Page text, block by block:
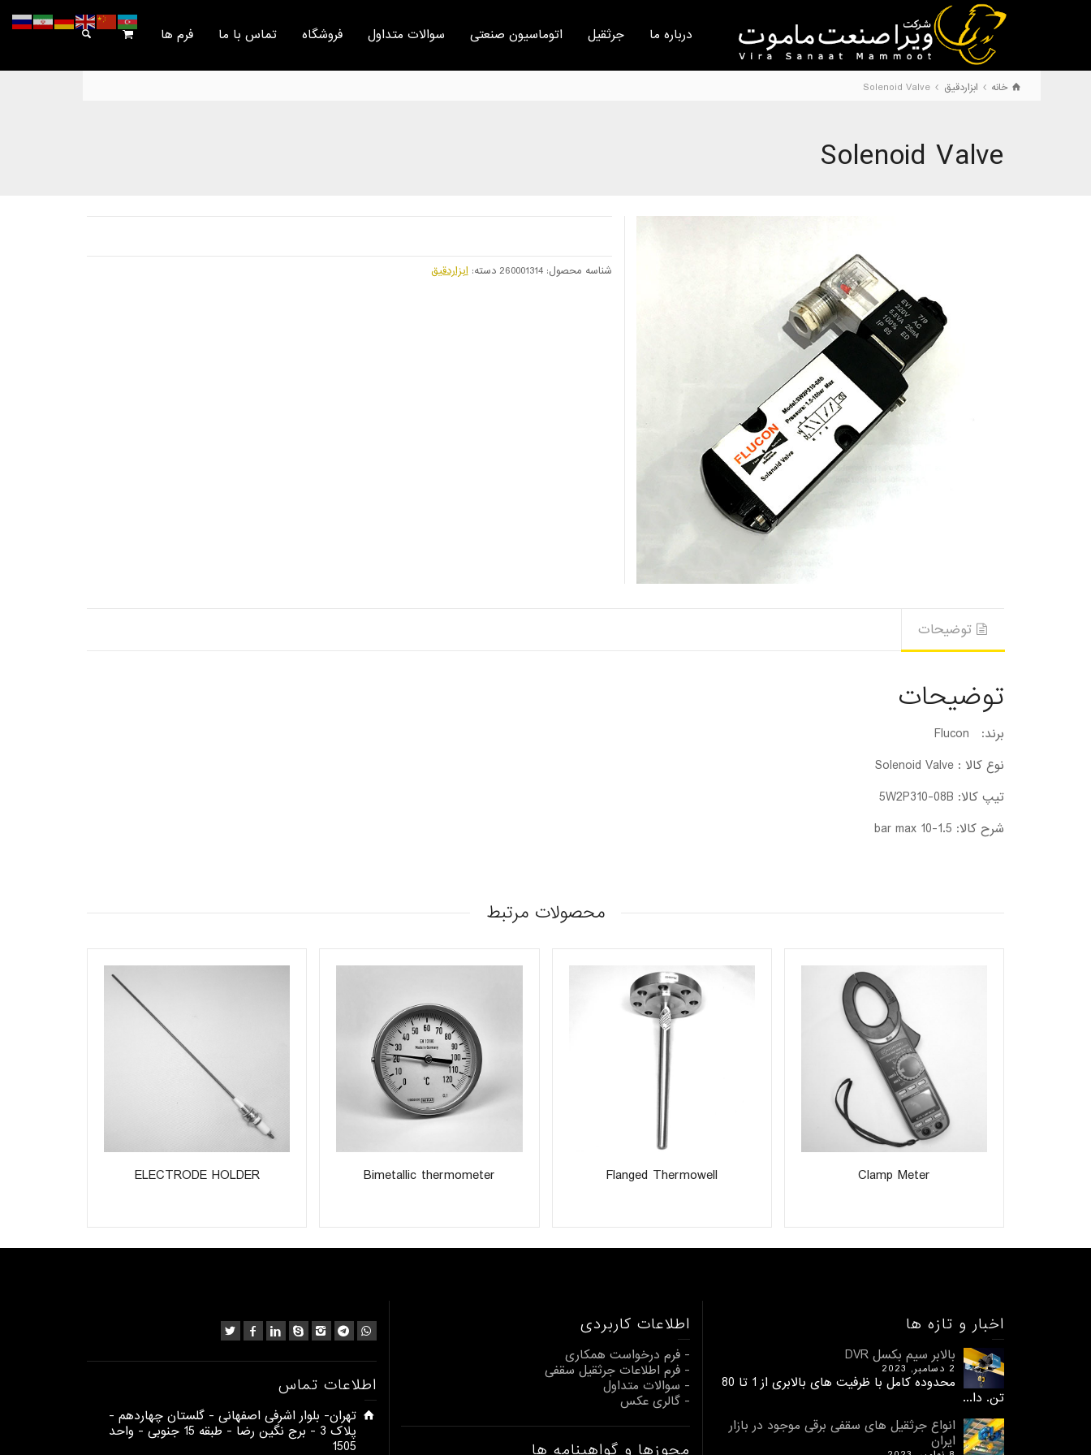
درباره ما جرثقیل اتوماسیون صنعتی سوالات متداول فروشگاه تماس با ما فرم ها
خانه ابزاردقیق Solenoid Valve
Solenoid Valve
شناسه محصول:260001314 دسته:ابزاردقیق
توضیحات
توضیحات
برند: Flucon
نوع کالا : Solenoid Valve
تیپ کالا: 5W2P310-08B
شرح کالا: 1.5-10 bar max
محصولات مرتبط
Clamp Meter
Flanged Thermowell
Bimetallic thermometer
ELECTRODE HOLDER
اخبار و تازه ها
بالابر سیم بکسل DVR
2 دسامبر, 2023
محدوده کامل با ظرفیت های بالابری از 1 تا 80
تن. دا...
انواع جرثقیل های سقفی برقی موجود در بازار
ایران
اطلاعات کاربردی
- فرم درخواست همکاری
- فرم اطلاعات جرثقیل سقفی
- سوالات متداول
- گالری عکس
مجوزها و گواهینامه ها
اطلاعات تماس
​تهران- بلوار اشرفی اصفهانی - گلستان چهاردهم -
پلاک 3 - برج نگین رضا - طبقه 15 جنوبی - واحد
1505​